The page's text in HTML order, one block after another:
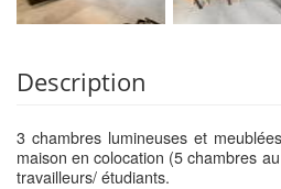
Description
3 chambres lumineuses et
maison en colocation (5 chambres
travailleurs/ étudiants.